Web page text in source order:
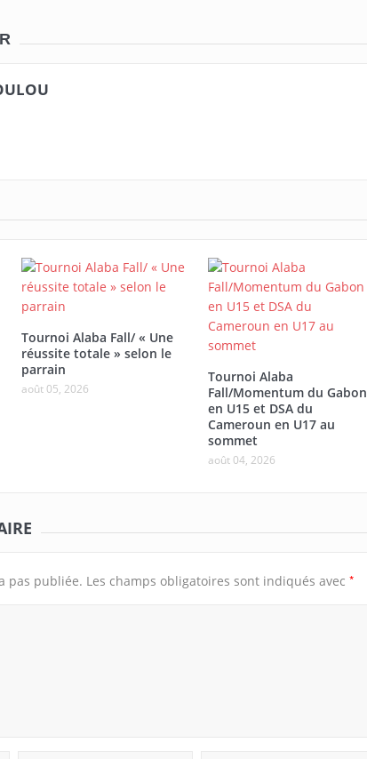
Tournoi Alaba Fall/ « Une
réussite totale » selon le
parrain
août 05, 2026
Tournoi Alaba
Fall/Momentum du Gabon
en U15 et DSA du
Cameroun en U17 au
sommet
août 04, 2026
pas publiée. Les champs obligatoires sont indiqués avec *